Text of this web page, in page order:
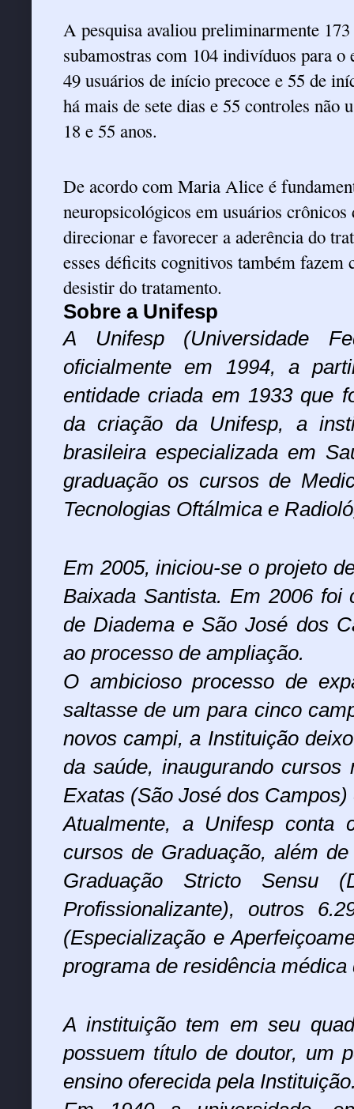
A pesquisa avaliou preliminarmente
subamostras com 104 indivíduos para
49 usuários de início precoce e 55 de
há mais de sete dias e 55 controles
18 e 55 anos.
De acordo com Maria Alice é
neuropsicológicos em usuários
direcionar e favorecer a aderência do
esses déficits cognitivos também fazem
desistir do tratamento.
Sobre a Unifesp
A Unifesp (Universidade
oficialmente em 1994, a
entidade criada em 1933 que
da criação da Unifesp, a
brasileira especializada em
graduação os cursos de
Tecnologias Oftálmica e
Em 2005, iniciou-se o projeto
Baixada Santista. Em 2006 foi
de Diadema e São José dos
ao processo de ampliação.
O ambicioso processo de
saltasse de um para cinco
novos campi, a Instituição
da saúde, inaugurando
Exatas (São José dos
Atualmente, a Unifesp conta
cursos de Graduação, além
Graduação Stricto Sensu
Profissionalizante), outros
(Especialização e
programa de residência médica
A instituição tem em seu
possuem título de doutor, um
ensino oferecida pela